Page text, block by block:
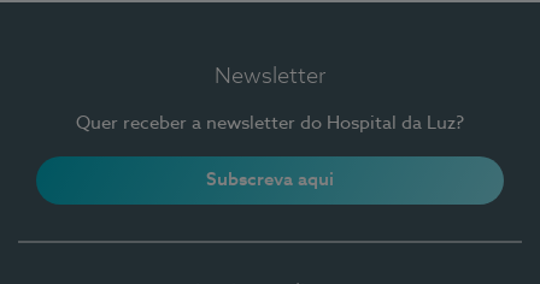
Newsletter
Quer receber a newsletter do Hospital da Luz?
Subscreva aqui